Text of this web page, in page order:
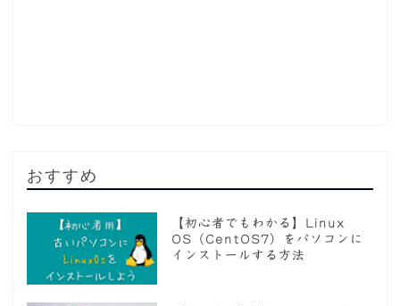
おすすめ
【初心者でもわかる】Linux
OS（CentOS7）をパソコンに
インストールする方法